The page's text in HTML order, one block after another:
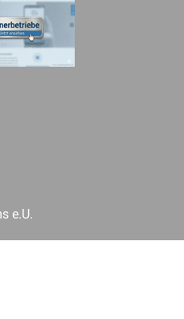
e.U.